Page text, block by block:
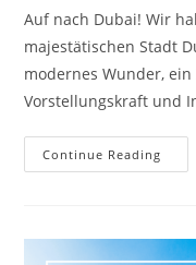
Auf nach Dubai! Wir
majestätischen Stadt
modernes Wunder,
Vorstellungskraft und
Continue Reading